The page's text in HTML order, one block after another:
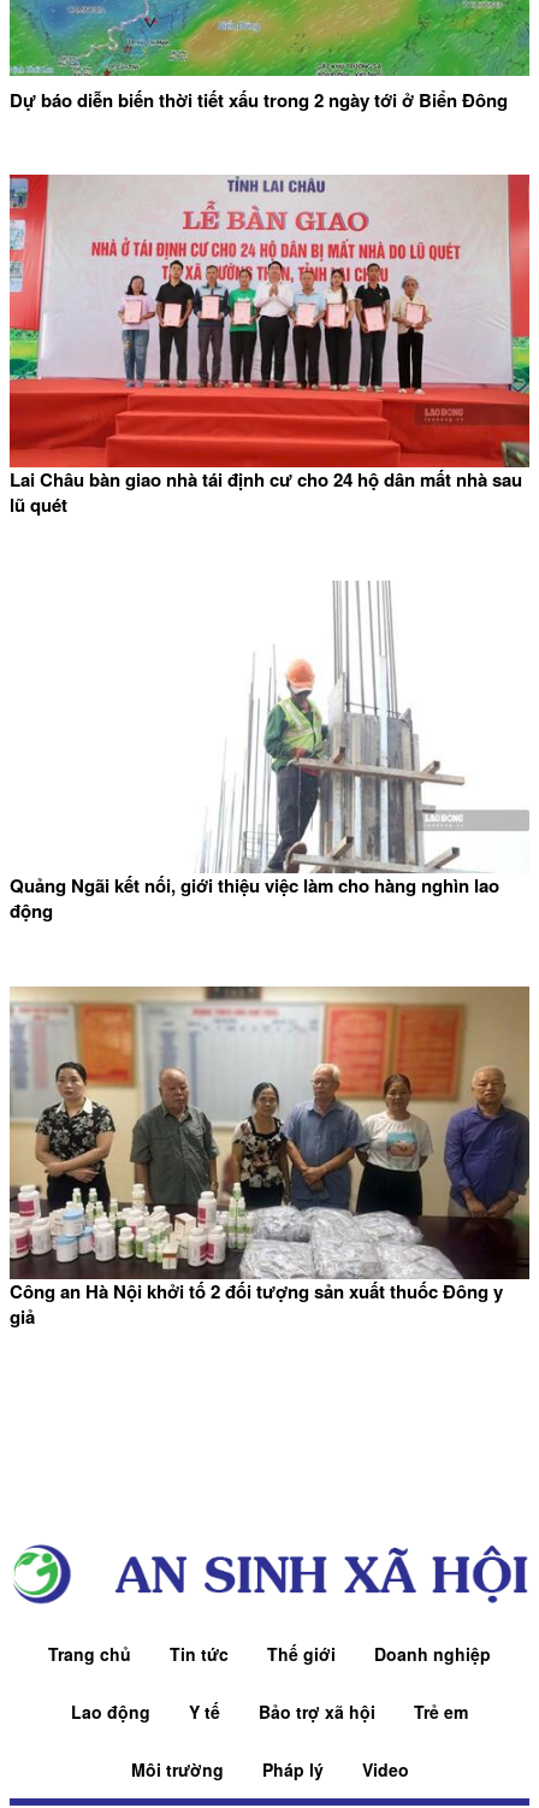
Dự báo diễn biến thời tiết xấu trong 2 ngày tới ở Biển Đông
Lai Châu bàn giao nhà tái định cư cho 24 hộ dân mất nhà sau
lũ quét
Quảng Ngãi kết nối, giới thiệu việc làm cho hàng nghìn lao
động
Công an Hà Nội khởi tố 2 đối tượng sản xuất thuốc Đông y
giả
Trang chủ Tin tức Thế giới Doanh nghiệp
Lao động Y tế Bảo trợ xã hội Trẻ em
Môi trường Pháp lý Video